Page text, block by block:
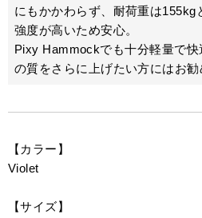
にもかかわらず、耐荷重は
強度が高いため安心。
Pixy Hammockでも十分軽量で
の質をさらに上げたい方にはお勧
【カラー】
Violet
【サイズ】